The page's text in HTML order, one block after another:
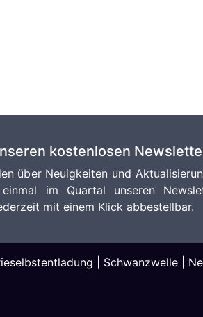
kostenlosen
über Neuigkeiten und
im Quartal unseren
mit einem Klick abbestellbar.
Schwanzwelle